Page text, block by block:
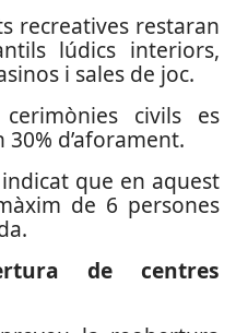
recreatives restaran
lúdics interiors,
i sales de joc.
civils es
d’aforament.
que en aquest
de 6 persones
de centres